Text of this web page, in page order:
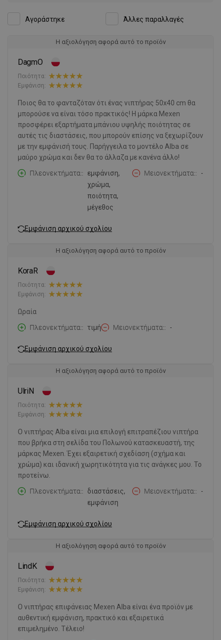
Αγοράστηκε Άλλες παραλλαγές
Η αξιολόγηση αφορά αυτό το προϊόν
DagmO
Ποιότητα:
Εμφάνιση:
Ποιος θα το φανταζόταν ότι ένας νιπτήρας 50x40 cm θα
μπορούσε να είναι τόσο πρακτικός! Η μάρκα Mexen
προσφέρει εξαρτήματα μπάνιου υψηλής ποιότητας σε
αυτές τις διαστάσεις, που μπορούν επίσης να ξεχωρίζουν
με την εμφάνισή τους. Παρήγγειλα το μοντέλο Alba σε
μαύρο χρώμα και δεν θα το άλλαζα με κανένα άλλο!
Πλεονεκτήματα:
εμφάνιση,
χρώμα,
ποιότητα,
μέγεθος
Μειονεκτήματα: -
Εμφάνιση αρχικού σχολίου
Η αξιολόγηση αφορά αυτό το προϊόν
KoraR
Ποιότητα:
Εμφάνιση:
Ωραία
Πλεονεκτήματα:
τιμή Μειονεκτήματα: -
Εμφάνιση αρχικού σχολίου
Η αξιολόγηση αφορά αυτό το προϊόν
UlriN
Ποιότητα:
Εμφάνιση:
Ο νιπτήρας Alba είναι μια επιλογή επιτραπέζιου νιπτήρα
που βρήκα στη σελίδα του Πολωνού κατασκευαστή, της
μάρκας Mexen. Έχει εξαιρετική σχεδίαση (σχήμα και
χρώμα) και ιδανική χωρητικότητα για τις ανάγκες μου. Το
προτείνω.
Πλεονεκτήματα:
διαστάσεις,
εμφάνιση
Μειονεκτήματα: -
Εμφάνιση αρχικού σχολίου
Η αξιολόγηση αφορά αυτό το προϊόν
LindK
Ποιότητα:
Εμφάνιση:
Ο νιπτήρας επιφάνειας Mexen Alba είναι ένα προϊόν με
αυθεντική εμφάνιση, πρακτικό και εξαιρετικά
επιμελημένο. Τέλειο!